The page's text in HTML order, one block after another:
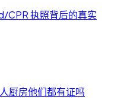
CPR 执照背后的真实
厨房他们都有证吗